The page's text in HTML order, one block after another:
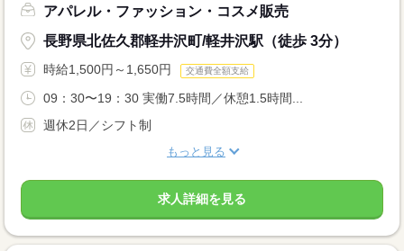
アパレル・ファッション・コスメ販売
長野県北佐久郡軽井沢町/軽井沢駅（徒歩 3分）
時給1,500円～1,650円 交通費全額支給
09：30〜19：30 実働7.5時間／休憩1.5時間...
週休2日／シフト制
もっと見る
求人詳細を見る